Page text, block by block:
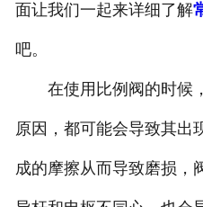
面让我们一起来详细了解
吧。
在使用比例阀的时候
原因，都可能会导致其出
成的摩擦从而导致磨损，